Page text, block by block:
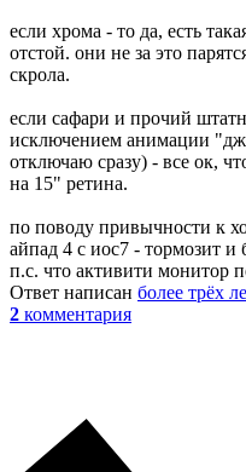
если хрома - то да, есть
отстой. они не за это
скрола.
если сафари и прочий
исключением анимации
отключаю сразу) - все ок,
на 15" ретина.
по поводу привычности к
айпад 4 с иос7 - тормозит и
п.с. что активити монитор
Ответ написан более трёх
2 комментария